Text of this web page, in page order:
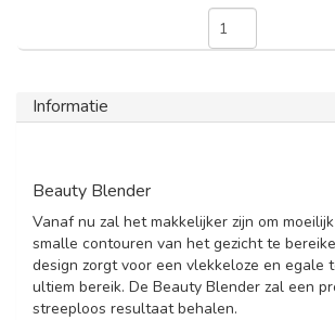
Informatie
Beauty Blender
Vanaf nu zal het makkelijker zijn om
smalle contouren van het gezicht te
design zorgt voor een vlekkeloze en egale
ultiem bereik. De Beauty Blender zal een
streeploos resultaat behalen.